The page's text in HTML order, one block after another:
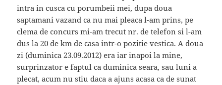
intra in cusca cu porumbeii mei, dupa doua
saptamani vazand ca nu mai pleaca l-am prins, pe
clema de concurs mi-am trecut nr. de telefon si l-am
dus la 20 de km de casa intr-o pozitie vestica. A doua
zi (duminica 23.09.2012) era iar inapoi la mine,
surprinzator e faptul ca duminica seara, sau luni a
plecat, acum nu stiu daca a ajuns acasa ca de sunat